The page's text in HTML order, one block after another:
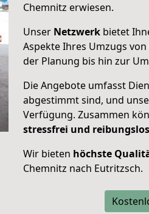
Chemnitz erwiesen.
Unser Netzwerk bietet
Aspekte Ihres Umzugs
der Planung bis hin zur
Die Angebote umfasst
abgestimmt sind, und
Verfügung. Zusammen
stressfrei und reibungslos
Wir bieten höchste
Chemnitz nach Eutritzsch.